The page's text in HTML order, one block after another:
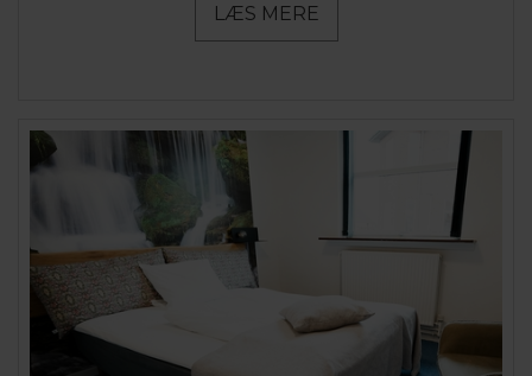
LÆS MERE